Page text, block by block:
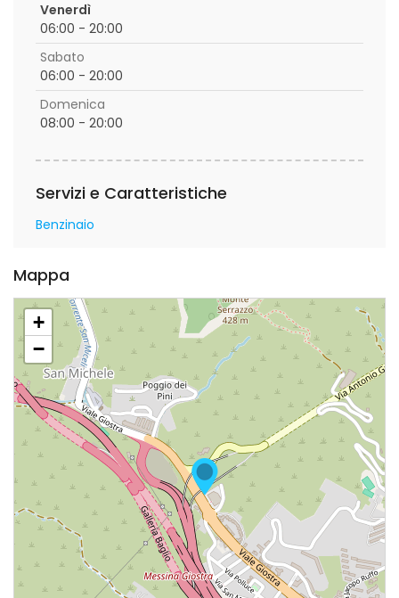
Venerdì
06:00 - 20:00
Sabato
06:00 - 20:00
Domenica
08:00 - 20:00
Servizi e Caratteristiche
Benzinaio
Mappa
+
−